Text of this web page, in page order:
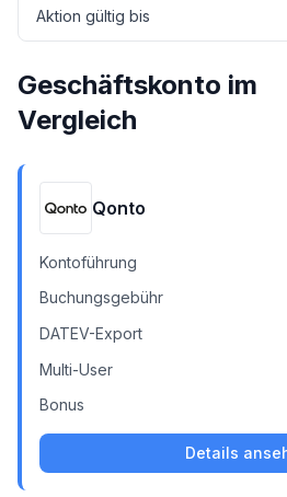
Aktion gültig bis
Geschäftskonto im
Vergleich
Qonto
Kontoführung
Buchungsgebühr
DATEV-Export
Multi-User
Bonus
Details